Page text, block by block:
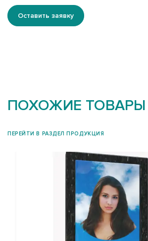
Оставить заявку
ПОХОЖИЕ ТОВАРЫ
ПЕРЕЙТИ В РАЗДЕЛ ПРОДУКЦИЯ